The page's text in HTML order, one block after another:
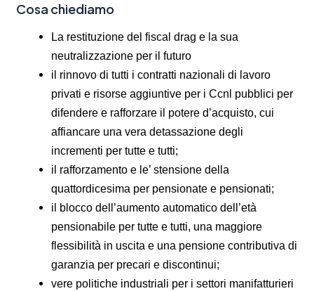
Cosa chiediamo
La restituzione del fiscal drag e la sua
neutralizzazione per il futuro
il rinnovo di tutti i contratti nazionali di lavoro
privati e risorse aggiuntive per i Ccnl pubblici per
difendere e rafforzare il potere d’acquisto, cui
affiancare una vera detassazione degli
incrementi per tutte e tutti;
il rafforzamento e le’ stensione della
quattordicesima per pensionate e pensionati;
il blocco dell’aumento automatico dell’età
pensionabile per tutte e tutti, una maggiore
flessibilità in uscita e una pensione contributiva di
garanzia per precari e discontinui;
vere politiche industriali per i settori manifatturieri